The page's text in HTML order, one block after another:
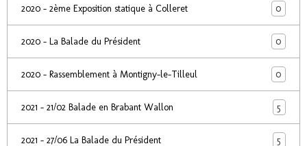
2020 - 2ème Exposition statique à Colleret 0
2020 - La Balade du Président 0
2020 - Rassemblement à Montigny-le-Tilleul 0
2021 - 21/02 Balade en Brabant Wallon 5
2021 - 27/06 La Balade du Président 5